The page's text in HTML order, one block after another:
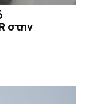
στην